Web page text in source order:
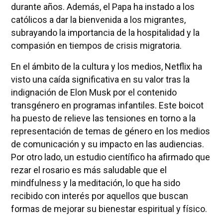
durante años. Además, el Papa ha instado a los
católicos a dar la bienvenida a los migrantes,
subrayando la importancia de la hospitalidad y la
compasión en tiempos de crisis migratoria.
En el ámbito de la cultura y los medios, Netflix ha
visto una caída significativa en su valor tras la
indignación de Elon Musk por el contenido
transgénero en programas infantiles. Este boicot
ha puesto de relieve las tensiones en torno a la
representación de temas de género en los medios
de comunicación y su impacto en las audiencias.
Por otro lado, un estudio científico ha afirmado que
rezar el rosario es más saludable que el
mindfulness y la meditación, lo que ha sido
recibido con interés por aquellos que buscan
formas de mejorar su bienestar espiritual y físico.